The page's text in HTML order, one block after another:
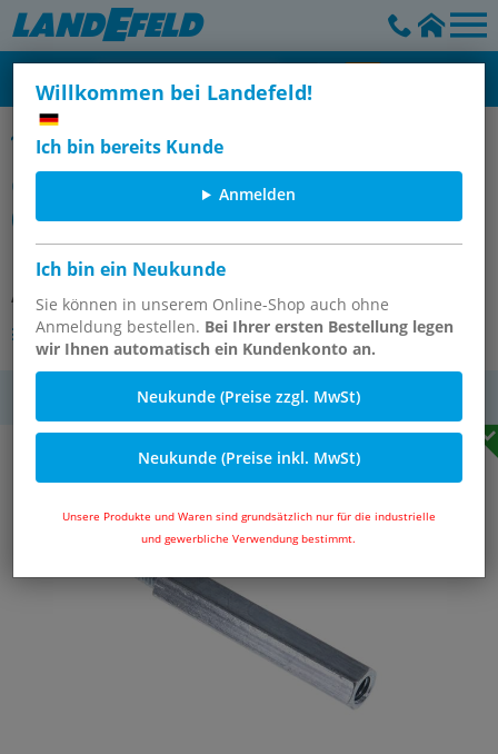
Willkommen bei Landefeld!
Ich bin bereits Kunde
Anmelden
Ich bin ein Neukunde
Sie können in unserem Online-Shop auch ohne
Anmeldung bestellen. Bei Ihrer ersten Bestellung legen
wir Ihnen automatisch ein Kundenkonto an.
Neukunde (Preise zzgl. MwSt)
Neukunde (Preise inkl. MwSt)
Unsere Produkte und Waren sind grundsätzlich nur für die industrielle
und gewerbliche Verwendung bestimmt.
Gewindeverlängerungen und Adapter für Schmiernippel, PN 100
Gewindeverlängerung
(Schmiernippel) M 6 (konisch) AG -
M 6 IG
Artikelnummer: SNV M6X1-53
Andere Varianten des Artikels